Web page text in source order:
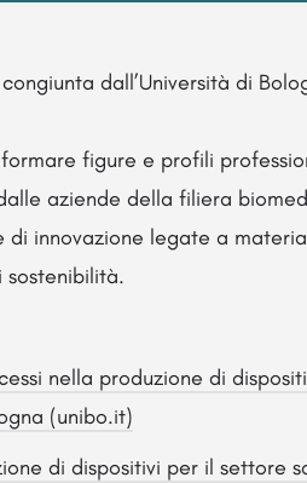
dall’Università di
figure e profili
aziende della filiera
di innovazione legate a
sostenibilità.
nella produzione di
(unibo.it)
di dispositivi per il settore